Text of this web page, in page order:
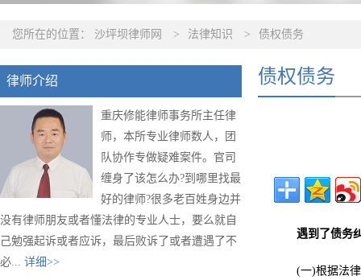
您所在的位置： 沙坪坝律师网 > 法律知识 > 债权债务
律师介绍
重庆修能律师事务所主任律
师，本所专业律师数人，团
队协作专做疑难案件。官司
缠身了该怎么办?到哪里找最
好的律师?很多老百姓身边并
没有律师朋友或者懂法律的专业人士，要么就自
己勉强起诉或者应诉，最后败诉了或者遭遇了不
必... 详细>>
债权债务
遇到了债务
(一)根据法